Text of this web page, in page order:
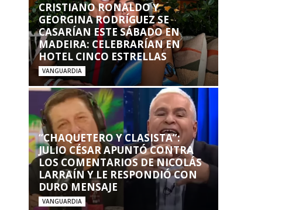
CRISTIANO RONALDO Y
GEORGINA RODRÍGUEZ SE
CASARÍAN ESTE SÁBADO EN
MADEIRA: CELEBRARÍAN EN
HOTEL CINCO ESTRELLAS
VANGUARDIA
“CHAQUETERO Y CLASISTA”:
JULIO CÉSAR APUNTÓ CONTRA
LOS COMENTARIOS DE NICOLÁS
LARRAÍN Y LE RESPONDIÓ CON
DURO MENSAJE
VANGUARDIA